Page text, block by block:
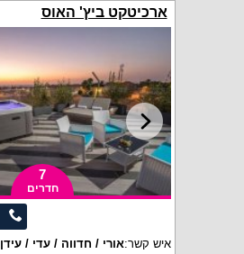
ארכיטקט ביץ' האוס
7
חדרים
איש קשר:אורי / חדווה / עדי / עידן